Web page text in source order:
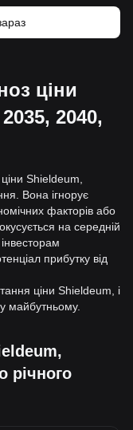
ціни
2040,
Shieldeum,
Вона ігнорує
факторів або
на середній
прибутку від
ціни Shieldeum, і
майбутньому.
річного